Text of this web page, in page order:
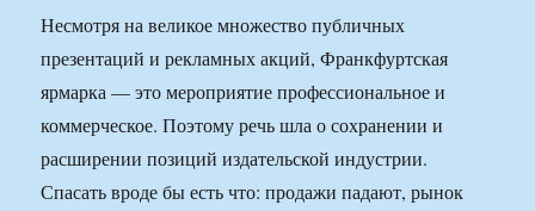
Несмотря на великое множество публичных
презентаций и рекламных акций, Франкфуртская
ярмарка — это мероприятие профессиональное и
коммерческое. Поэтому речь шла о сохранении и
расширении позиций издательской индустрии.
Спасать вроде бы есть что: продажи падают, рынок